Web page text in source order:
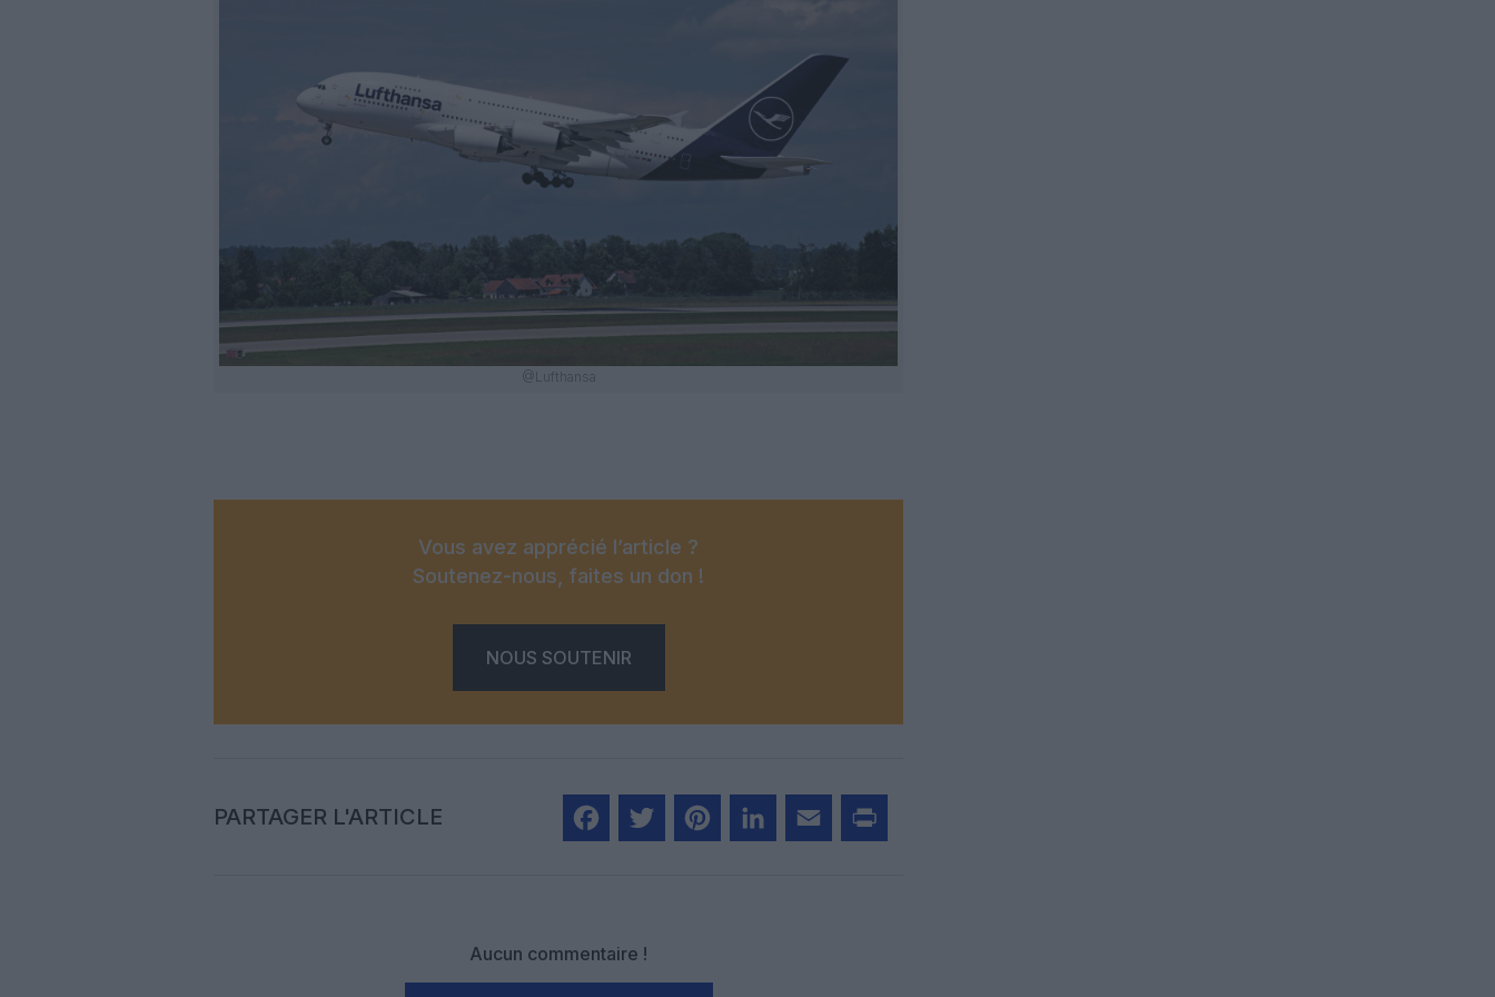
@Lufthansa
Vous avez apprécié l’article ?
Soutenez-nous, faites un don !
NOUS SOUTENIR
PARTAGER L'ARTICLE
Aucun commentaire !